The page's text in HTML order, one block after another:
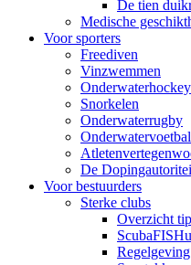
De tien
Medische
Voor sporters
Freediven
Vinzwemmen
Onderwaterhockey
Snorkelen
Onderwaterrugby
Onderwatervoetbal
De
Voor bestuurders
Sterke clubs
Overzicht
Regelgeving